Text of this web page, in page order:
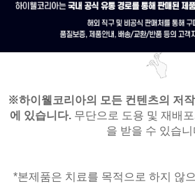
※하이웰코리아의 모든 컨텐츠의 저
에 있습니다. 무단으로 도용 및 재배
을 받을 수 있습니
*본제품은 치료를 목적으로 하지 않